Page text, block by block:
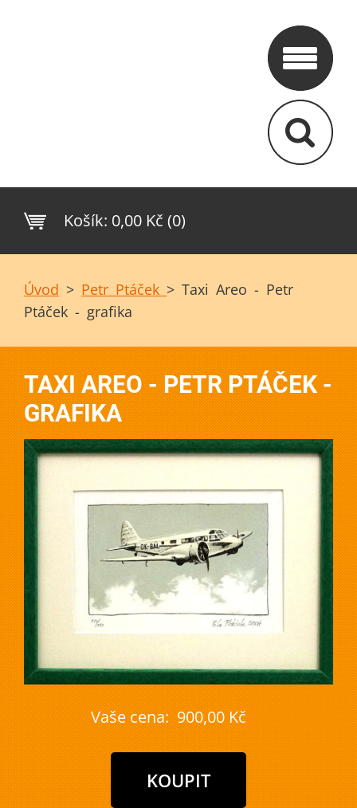
Košík: 0,00 Kč (0)
Úvod > Petr Ptáček > Taxi Areo - Petr
Ptáček - grafika
TAXI AREO - PETR PTÁČEK -
GRAFIKA
Vaše cena: 900,00 Kč